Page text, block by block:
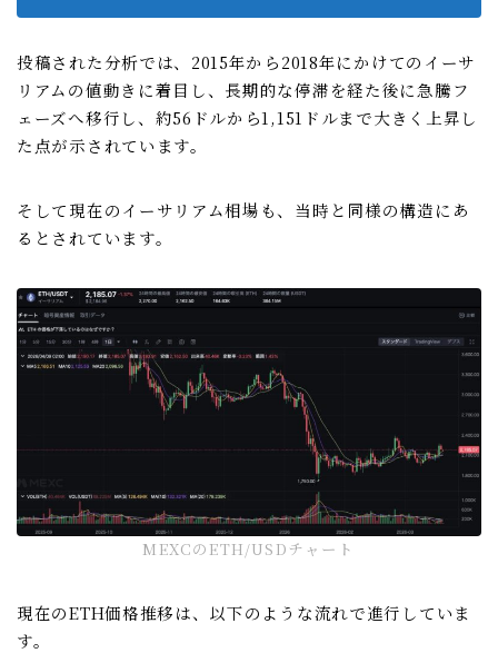
投稿された分析では、2015年から2018年にかけてのイーサ
リアムの値動きに着目し、長期的な停滞を経た後に急騰フ
ェーズへ移行し、約56ドルから1,151ドルまで大きく上昇し
た点が示されています。
そして現在のイーサリアム相場も、当時と同様の構造にあ
るとされています。
MEXCのETH/USDチャート
現在のETH価格推移は、以下のような流れで進行していま
す。